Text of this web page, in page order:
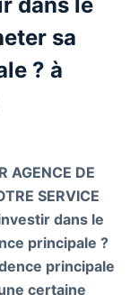
sa
? à
AGENCE DE
SERVICE
dans le
principale ?
principale
certaine